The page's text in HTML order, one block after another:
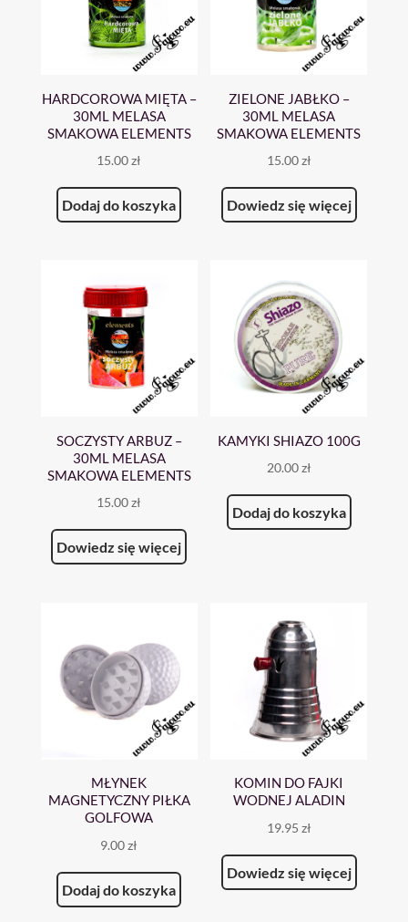
HARDCOROWA MIĘTA –
30ML MELASA
SMAKOWA ELEMENTS
15.00zł
Dodaj do koszyka
ZIELONE JABŁKO –
30ML MELASA
SMAKOWA ELEMENTS
15.00zł
Dowiedz się więcej
SOCZYSTY ARBUZ –
30ML MELASA
SMAKOWA ELEMENTS
15.00zł
Dowiedz się więcej
KAMYKI SHIAZO 100G
20.00zł
Dodaj do koszyka
MŁYNEK
MAGNETYCZNY PIŁKA
GOLFOWA
9.00zł
Dodaj do koszyka
KOMIN DO FAJKI
WODNEJ ALADIN
19.95 zł
Dowiedz się więcej